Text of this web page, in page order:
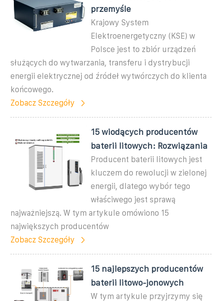
przemyśle
Krajowy System
Elektroenergetyczny (KSE) w
Polsce jest to zbiór urządzeń
służących do wytwarzania, transferu i dystrybucji
energii elektrycznej od źródeł wytwórczych do klienta
końcowego.
Zobacz Szczegóły
15 wiodących producentów
baterii litowych: Rozwiązania
Producent baterii litowych jest
kluczem do rewolucji w zielonej
energii, dlatego wybór tego
właściwego jest sprawą
najważniejszą. W tym artykule omówiono 15
największych producentów
Zobacz Szczegóły
15 najlepszych producentów
baterii litowo-jonowych
W tym artykule przyjrzymy się